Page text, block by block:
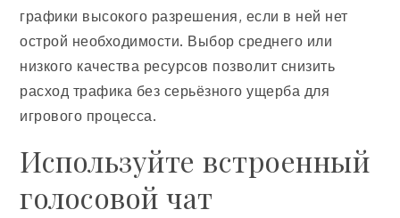
графики высокого разрешения, если в ней нет
острой необходимости. Выбор среднего или
низкого качества ресурсов позволит снизить
расход трафика без серьёзного ущерба для
игрового процесса.
Используйте встроенный
голосовой чат